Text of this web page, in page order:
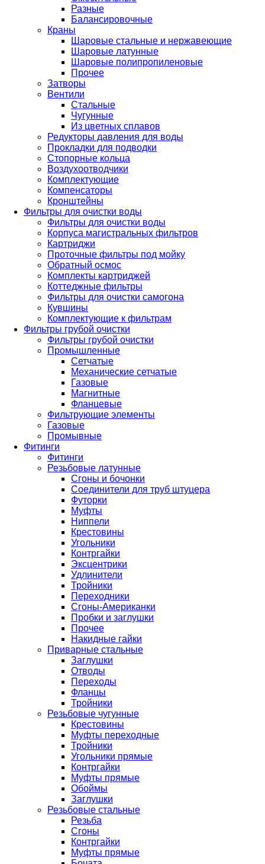
Разные
Балансировочные
Краны
Шаровые стальные и нержавеющие
Шаровые латунные
Шаровые полипропиленовые
Прочее
Затворы
Вентили
Стальные
Чугунные
Из цветных сплавов
Редукторы давления для воды
Прокладки для подводки
Стопорные кольца
Воздухоотводчики
Комплектующие
Компенсаторы
Кронштейны
Фильтры для очистки воды
Фильтры для очистки воды
Корпуса магистральных фильтров
Картриджи
Проточные фильтры под мойку
Обратный осмос
Комплекты картриджей
Коттеджные фильтры
Фильтры для очистки самогона
Кувшины
Комплектующие к фильтрам
Фильтры грубой очистки
Фильтры грубой очистки
Промышленные
Сетчатые
Механические сетчатые
Газовые
Магнитные
Фланцевые
Фильтрующие элементы
Газовые
Промывные
Фитинги
Фитинги
Резьбовые латунные
Сгоны и бочонки
Соединители для труб штуцера
Футорки
Муфты
Ниппели
Крестовины
Угольники
Контргайки
Эксцентрики
Удлинители
Тройники
Переходники
Сгоны-Американки
Пробки и заглушки
Прочее
Накидные гайки
Приварные стальные
Заглушки
Отводы
Переходы
Фланцы
Тройники
Резьбовые чугунные
Крестовины
Муфты переходные
Тройники
Угольники прямые
Контргайки
Муфты прямые
Обоймы
Заглушки
Резьбовые стальные
Резьба
Сгоны
Контргайки
Муфты прямые